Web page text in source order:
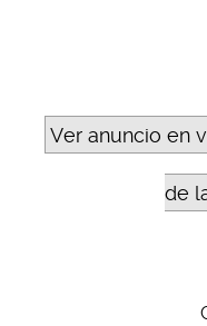
Ver anuncio en
de